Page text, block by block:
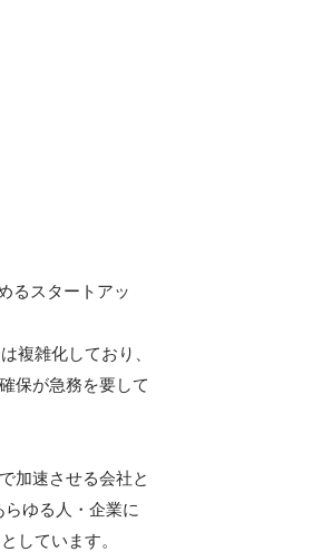
るスタートアッ
複雑化しており、
保が急務を要して
加速させる会社と
ゆる人・企業に
しています。